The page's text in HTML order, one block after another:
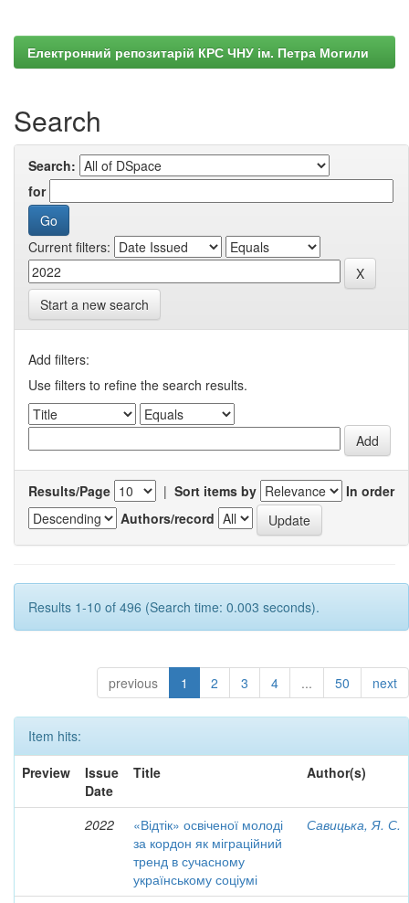
Електронний репозитарій КРС ЧНУ ім. Петра Могили
Search
Search:
for
Current filters:
Start a new search
Add filters:
Use filters to refine the search results.
Results/Page | Sort items by
In order
Authors/record
Results 1-10 of 496 (Search time: 0.003 seconds).
previous 1 2 3 4 ... 50 next
Item hits:
Preview
Issue
Date
Title Author(s)
2022
«Відтік» освіченої молоді
за кордон як міграційний
тренд в сучасному
українському соціумі
Савицька, Я. С.